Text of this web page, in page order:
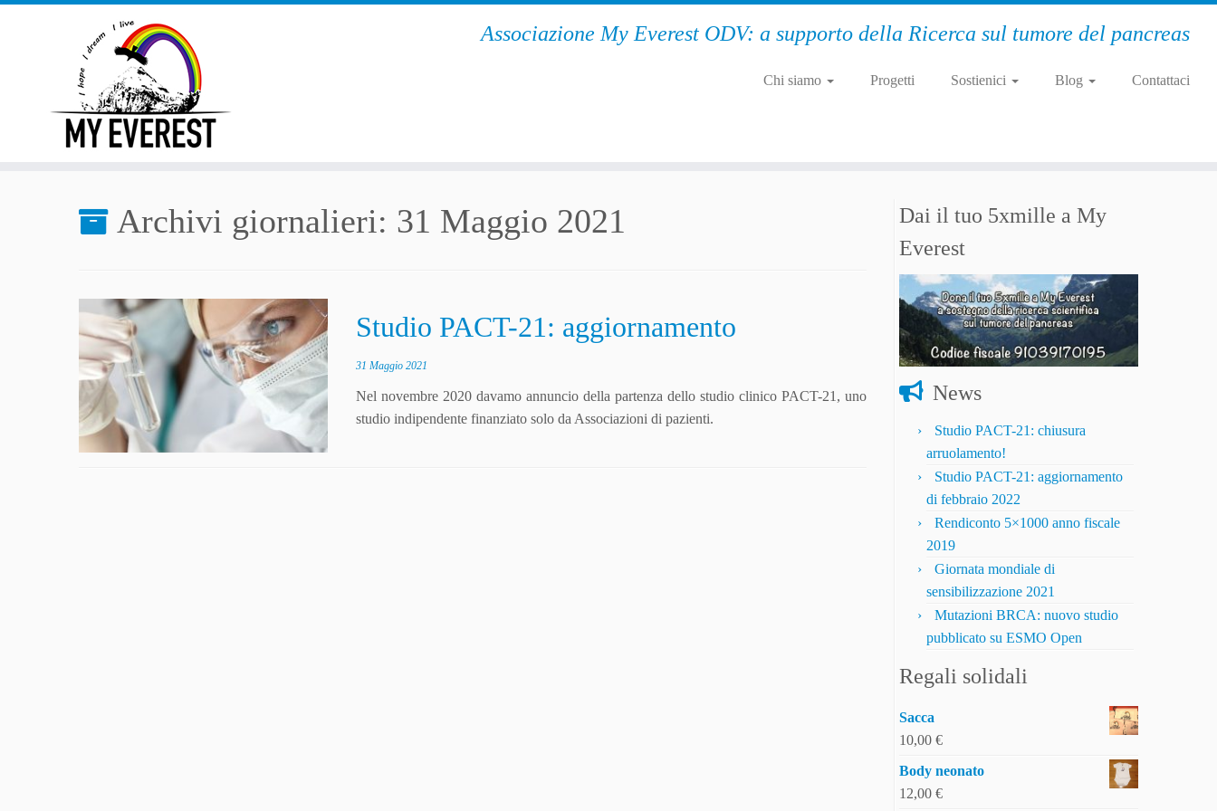
Associazione My Everest ODV: a supporto della Ricerca sul tumore del pancreas
Chi siamo Progetti Sostienici Blog Contattaci
Archivi giornalieri: 31 Maggio 2021
Studio PACT-21: aggiornamento
31 Maggio 2021
Nel novembre 2020 davamo annuncio della partenza dello studio clinico PACT-21, uno
studio indipendente finanziato solo da Associazioni di pazienti.
Dai il tuo 5xmille a My
Everest
News
Studio PACT-21: chiusura
arruolamento!
Studio PACT-21: aggiornamento
di febbraio 2022
Rendiconto 5×1000 anno fiscale
2019
Giornata mondiale di
sensibilizzazione 2021
Mutazioni BRCA: nuovo studio
pubblicato su ESMO Open
Regali solidali
Sacca
10,00 €
Body neonato
12,00 €